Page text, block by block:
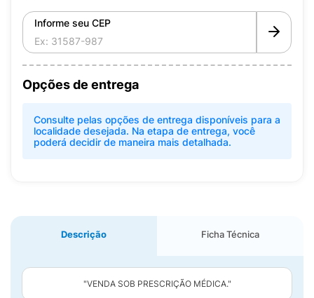
Informe seu CEP
Opções de entrega
Consulte pelas opções de entrega disponíveis para a
localidade desejada. Na etapa de entrega, você
poderá decidir de maneira mais detalhada.
Descrição Ficha Técnica
"VENDA SOB PRESCRIÇÃO MÉDICA."